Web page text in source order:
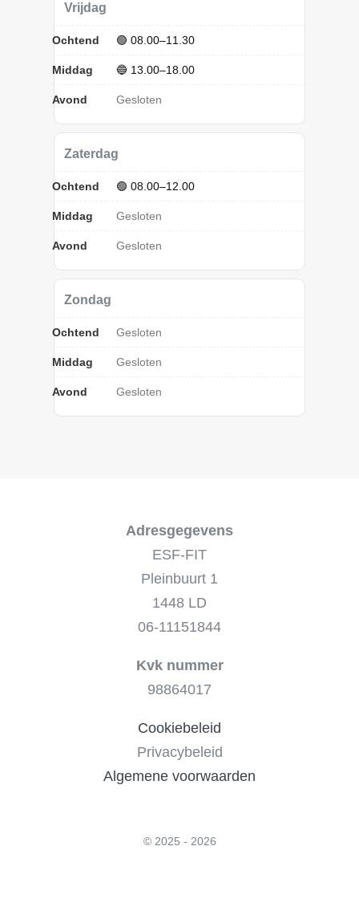
Vrijdag
Ochtend 🟢 08.00–11.30
Middag 🔵 13.00–18.00
Avond Gesloten
Zaterdag
Ochtend 🟢 08.00–12.00
Middag Gesloten
Avond Gesloten
Zondag
Ochtend Gesloten
Middag Gesloten
Avond Gesloten
Adresgegevens
ESF-FIT
Pleinbuurt 1
1448 LD
06-11151844
Kvk nummer
98864017
Cookiebeleid
Privacybeleid
Algemene voorwaarden
© 2025 - 2026